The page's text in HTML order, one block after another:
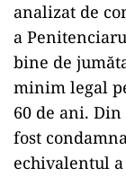
analizat de
a
bine de
minim legal
60 de ani.
fost
echivalentul